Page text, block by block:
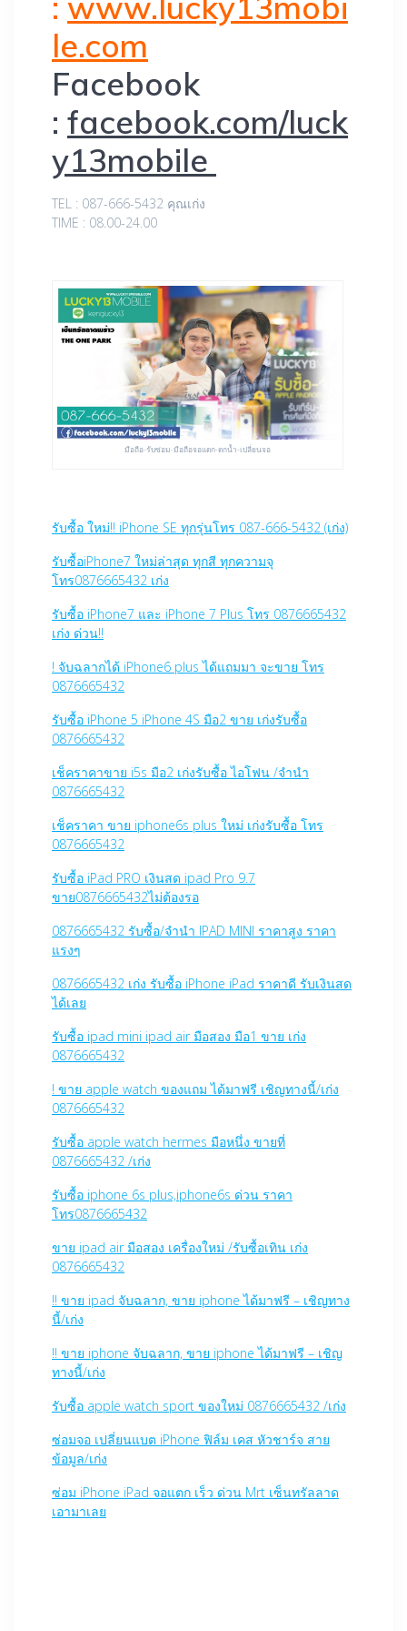
le.com
Facebook
: facebook.com/luck
y13mobile
TEL : 087-666-5432 คุณเก่ง
TIME : 08.00-24.00
มือถือ-รับซ่อม-มือถือจอแตก-ตกน้ำ-เปลี่ยนจอ
รับซื้อ ใหม่!! iPhone SE ทุกรุ่นโทร 087-666-5432 (เก่ง)
รับซื้อiPhone7 ใหม่ล่าสุด ทุกสี ทุกความจุ
โทร0876665432 เก่ง
รับซื้อ iPhone7 และ iPhone 7 Plus โทร 0876665432
เก่ง ด่วน!!
! จับฉลากได้ iPhone6 plus ได้แถมมา จะขาย โทร
0876665432
รับซื้อ iPhone 5 iPhone 4S มือ2 ขาย เก่งรับซื้อ
0876665432
เช็คราคาขาย i5s มือ2 เก่งรับซื้อ ไอโฟน /จำนำ
0876665432
เช็คราคา ขาย iphone6s plus ใหม่ เก่งรับซื้อ โทร
0876665432
รับซื้อ iPad PRO เงินสด ipad Pro 9.7
ขาย0876665432ไม่ต้องรอ
0876665432 รับซื้อ/จำนำ IPAD MINI ราคาสูง ราคา
แรงๆ
0876665432 เก่ง รับซื้อ iPhone iPad ราคาดี รับเงินสด
ได้เลย
รับซื้อ ipad mini ipad air มือสอง มือ1 ขาย เก่ง
0876665432
! ขาย apple watch ของแถม ได้มาฟรี เชิญทางนี้/เก่ง
0876665432
รับซื้อ apple watch hermes มือหนึ่ง ขายที่
0876665432 /เก่ง
รับซื้อ iphone 6s plus,iphone6s ด่วน ราคา
โทร0876665432
ขาย ipad air มือสอง เครื่องใหม่ /รับซื้อเทิน เก่ง
0876665432
!! ขาย ipad จับฉลาก, ขาย iphone ได้มาฟรี – เชิญทาง
นี้/เก่ง
!! ขาย iphone จับฉลาก, ขาย iphone ได้มาฟรี – เชิญ
ทางนี้/เก่ง
รับซื้อ apple watch sport ของใหม่ 0876665432 /เก่ง
ซ่อมจอ เปลี่ยนแบต iPhone ฟิล์ม เคส หัวชาร์จ สาย
ข้อมูล/เก่ง
ซ่อม iPhone iPad จอแตก เร็ว ด่วน Mrt เซ็นทรัลลาด
เอามาเลย